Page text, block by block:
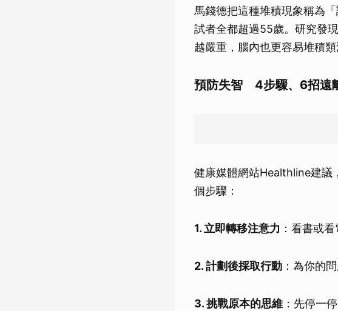
馬錢德把這種堆積現象稱為
試者全都超過55歲。研究發
越嚴重，腦內也更容易堆積類
預防失智 4步驟、6招遠
健康媒體網站Healthline建議
個步驟：
1. 立即轉移注意力 ：看書或
2. 計劃後採取行動 ：為你的
3. 挑戰原本的思維 ：先停一